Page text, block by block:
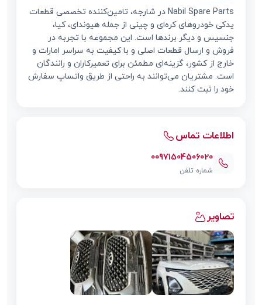
Nabil Spare Parts در شارجه، تامین‌کننده تخصصی قطعات
یدکی خودروهای کره‌ای و چینی از جمله هیوندای، کیا،
جنسیس و دیگر برندها است. این مجموعه با تجربه در
فروش و ارسال قطعات اصلی و با کیفیت به سراسر امارات و
خارج از کشور، گزینه‌ای مطمئن برای تعمیرکاران و رانندگان
است. مشتریان می‌توانند به راحتی از طریق واتساپ سفارش
خود را ثبت کنند.
اطلاعات تماس
00971504506020
شماره تلفن
تصاویر